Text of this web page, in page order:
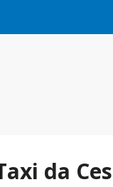
da